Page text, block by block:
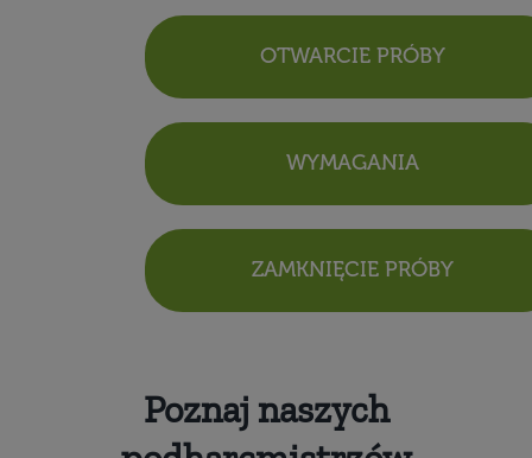
OTWARCIE PRÓBY
WYMAGANIA
ZAMKNIĘCIE PRÓBY
Poznaj naszych